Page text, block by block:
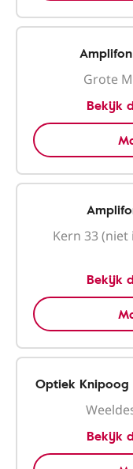
Grote
Bekijk
Kern 33
Bekijk
Optiek Knipoog
Bekijk